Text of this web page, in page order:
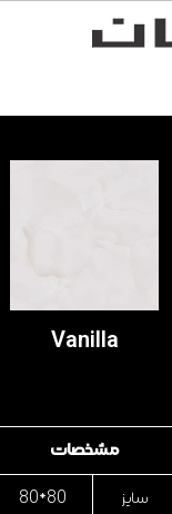
Vanilla
مشخصات
سایز 80*80